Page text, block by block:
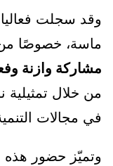
وقد سجلت
ماسة، خصوصًا من
مشاركة وازنة
من خلال تمثيلية
في مجالات
وتميّز حضور هذه